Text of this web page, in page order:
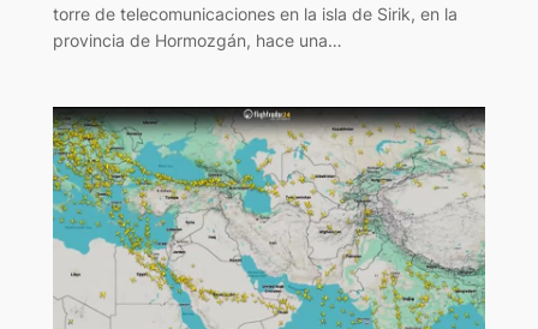
torre de telecomunicaciones en la isla de Sirik, en la
provincia de Hormozgán, hace una…